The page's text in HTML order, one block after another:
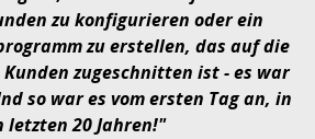
zu konfigurieren oder ein
zu erstellen, das auf die
zugeschnitten ist - es war
so war es vom ersten Tag an, in
letzten 20 Jahren!"